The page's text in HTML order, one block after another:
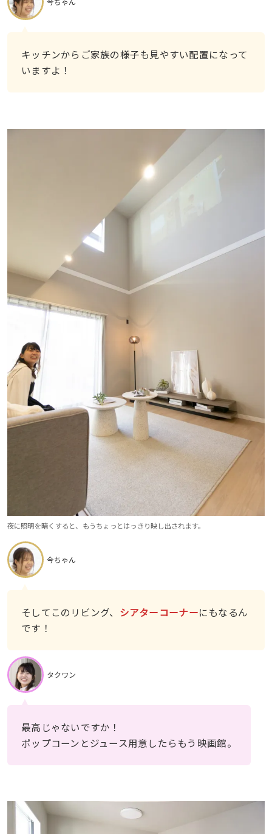
キッチンからご家族の様子も見やすい配置になって
いますよ！
夜に照明を暗くすると、もうちょっとはっきり映し出されます。
今ちゃん
そしてこのリビング、 シアターコーナーにもなるん
です！
タクワン
最高じゃないですか！
ポップコーンとジュース用意したらもう映画館。